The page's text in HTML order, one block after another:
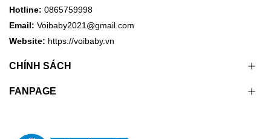
Hotline: 0865759998
Email: Voibaby2021@gmail.com
Website: https://voibaby.vn
CHÍNH SÁCH
FANPAGE